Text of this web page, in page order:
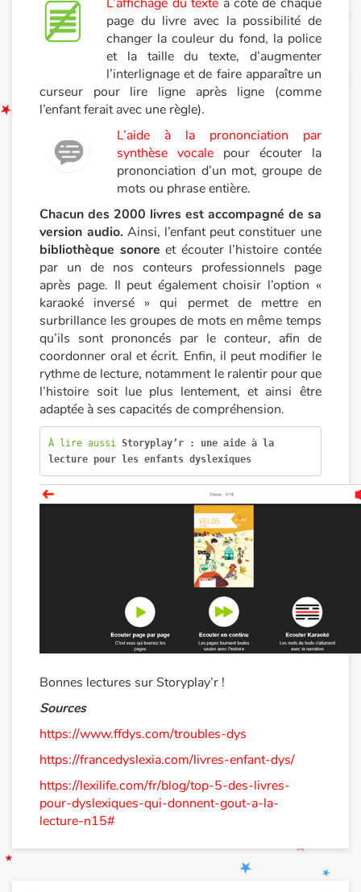
page du livre avec la possibilité de
changer la couleur du fond, la police
et la taille du texte, d’augmenter
l’interlignage et de faire apparaître un
curseur pour lire ligne après ligne (comme
l’enfant ferait avec une règle).
L’aide à la prononciation par
synthèse vocale pour écouter la
prononciation d’un mot, groupe de
mots ou phrase entière.
Chacun des 2000 livres est accompagné de sa
version audio. Ainsi, l’enfant peut constituer une
bibliothèque sonore et écouter l’histoire contée
par un de nos conteurs professionnels page
après page. Il peut également choisir l’option «
karaoké inversé » qui permet de mettre en
surbrillance les groupes de mots en même temps
qu’ils sont prononcés par le conteur, afin de
coordonner oral et écrit. Enfin, il peut modifier le
rythme de lecture, notamment le ralentir pour que
l’histoire soit lue plus lentement, et ainsi être
adaptée à ses capacités de compréhension.
À lire aussi Storyplay’r : une aide à la
lecture pour les enfants dyslexiques
Bonnes lectures sur Storyplay’r !
Sources
https://www.ffdys.com/troubles-dys
https://francedyslexia.com/livres-enfant-dys/
https://lexilife.com/fr/blog/top-5-des-livres-
pour-dyslexiques-qui-donnent-gout-a-la-
lecture-n15#